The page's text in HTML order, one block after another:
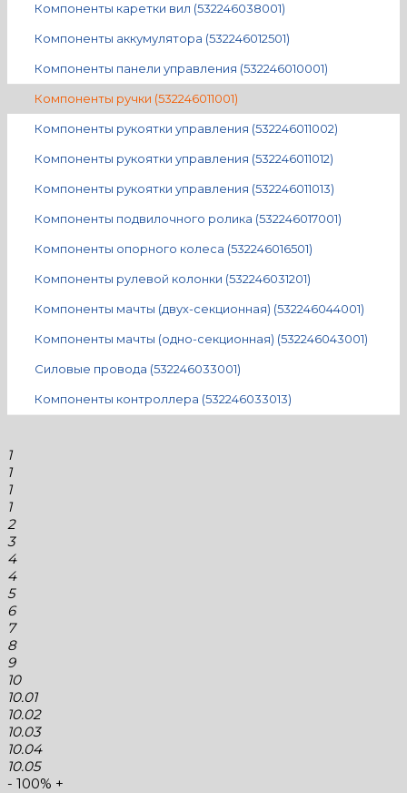
Компоненты каретки вил (532246038001)
Компоненты аккумулятора (532246012501)
Компоненты панели управления (532246010001)
Компоненты ручки (532246011001)
Компоненты рукоятки управления (532246011002)
Компоненты рукоятки управления (532246011012)
Компоненты рукоятки управления (532246011013)
Компоненты подвилочного ролика (532246017001)
Компоненты опорного колеса (532246016501)
Компоненты рулевой колонки (532246031201)
Компоненты мачты (двух-секционная) (532246044001)
Компоненты мачты (одно-секционная) (532246043001)
Силовые провода (532246033001)
Компоненты контроллера (532246033013)
1
1
1
1
2
3
4
4
5
6
7
8
9
10
10.01
10.02
10.03
10.04
10.05
- 100% +